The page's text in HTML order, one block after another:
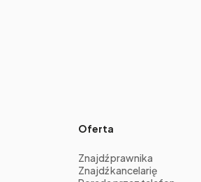
Oferta
Znajdź prawnika
Znajdź kancelarię